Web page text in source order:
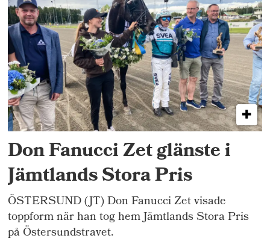
Don Fanucci Zet glänste i
Jämtlands Stora Pris
ÖSTERSUND (JT) Don Fanucci Zet visade
toppform när han tog hem Jämtlands Stora Pris
på Östersundstravet.